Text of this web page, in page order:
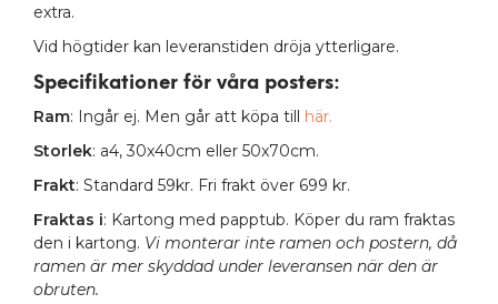
extra.
Vid högtider kan leveranstiden dröja ytterligare.
Specifikationer för våra posters:
Ram: Ingår ej. Men går att köpa till här.
Storlek: a4, 30x40cm eller 50x70cm.
Frakt: Standard 59kr. Fri frakt över 699 kr.
Fraktas i: Kartong med papptub. Köper du ram fraktas
den i kartong. Vi monterar inte ramen och postern, då
ramen är mer skyddad under leveransen när den är
obruten.